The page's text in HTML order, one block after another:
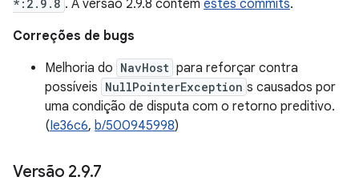
*:2.9.8 . A versão 2.9.8 contém estes commits.
Correções de bugs
Melhoria do NavHost para reforçar contra
possíveis NullPointerException s causados por
uma condição de disputa com o retorno preditivo.
(Ie36c6, b/500945998)
Versão 2.9.7